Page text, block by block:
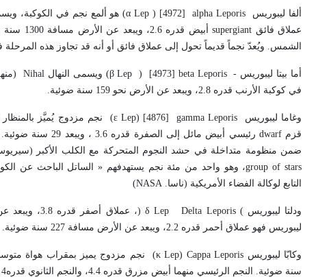
ألفا ليبوريس (α Lep ) [4972] alpha Leporis هو ألمع نجم في الكوكبة،
عملاق فائق supergiant
أبيض
الشمس. ويُعدّ نجماً قديماً تحول إلى عملاق فائق أو أنه قد تجاوز هذه
أما بيتا ليبوريس (β Lep ) [4973] beta Leporis - ويسمى النهال Nihal
في كوكبة الأرنب قدره 2.8، ويبعد عن الأرض نحو 159 سنة ضوئية
.
وغاما ليبوريس (ε Lep) [4876] gamma Leporis نجم مزدوج يُميَّز بالمنظار
قزم dwarf رئيسي أبيض مائل إلى الصفرة قدره 3.6 ، ويبعد 29 سنة ضوئية. والثاني
ضمن منظومة متداخلة في حشد النجوم المتحركة مع الكلب الأكبر
group of stars، وهو واحد من مئة نجم يستهدفهم « الساتل الباحث عن
التابع لوكالة الفضاء الأمريكية (ناسا.
(NASA
ودلتا ليبوريسDelta Leporis (
δ Lep
)
ليبوريس فهو عملاق أحمر قدره 2.2، ويبعد عن الأرض مسافة 227 سنة ضوئية
.
وكابّا ليبوريس (κ Lep) Cappa Leporis
سنة ضوئية. النجم الرئيسي منهما أبيض مزرق قدره 4.4، والنجم الثانوي قدره4 ..7